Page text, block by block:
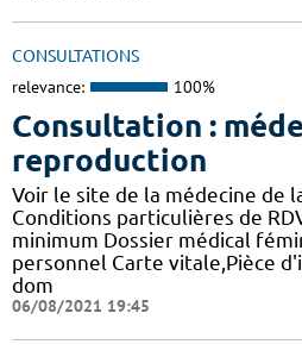
CONSULTATIONS
relevance: 100%
Consultation :
reproduction
Voir le site de la médecine de
Conditions particulières de
minimum Dossier médical
personnel Carte vitale,Pièce
dom
06/08/2021 19:45